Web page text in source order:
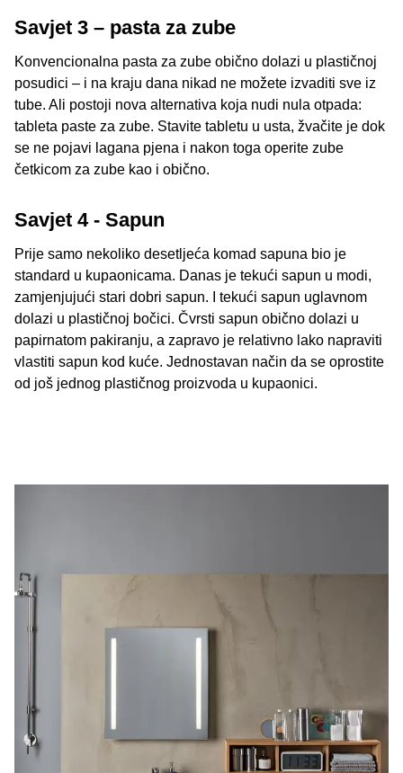
Savjet 3 – pasta za zube
Konvencionalna pasta za zube obično dolazi u plastičnoj
posudici – i na kraju dana nikad ne možete izvaditi sve iz
tube. Ali postoji nova alternativa koja nudi nula otpada:
tableta paste za zube. Stavite tabletu u usta, žvačite je dok
se ne pojavi lagana pjena i nakon toga operite zube
četkicom za zube kao i obično.
Savjet 4 - Sapun
Prije samo nekoliko desetljeća komad sapuna bio je
standard u kupaonicama. Danas je tekući sapun u modi,
zamjenjujući stari dobri sapun. I tekući sapun uglavnom
dolazi u plastičnoj bočici. Čvrsti sapun obično dolazi u
papirnatom pakiranju, a zapravo je relativno lako napraviti
vlastiti sapun kod kuće. Jednostavan način da se oprostite
od još jednog plastičnog proizvoda u kupaonici.